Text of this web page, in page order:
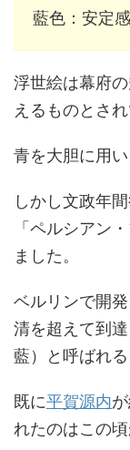
藍色：安定
浮世絵は幕府
えるものとされ
青を大胆に用
しかし文政年
「ペルシアン
ました。
ベルリンで開
清を超えて到
藍）と呼ばれる
既に平賀源内
れたのはこの頃